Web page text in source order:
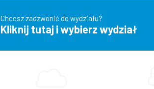
Chcesz zadzwonić do wydziału?
Kliknij tutaj i wybierz wydział